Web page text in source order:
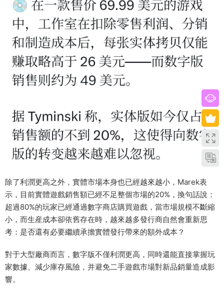
除了利潤更高之外，實體市場本身也已經越來越小，Marek表
示，目前實體遊戲銷售額已經不足整個市場的20%，換句話說：
超過80%的玩家已經通過數字商店購買遊戲，當市場規模不斷縮
小，而生産成本卻依舊存在時，越來越多發行商自然會重新思
考：是否還有必要繼續承擔實體發行帶來的額外成本？
對于大型廠商而言，數字版不僅利潤更高，同時還能直接掌握玩
家數據、減少庫存風險，并避免二手遊戲市場對新品銷量造成影
響。